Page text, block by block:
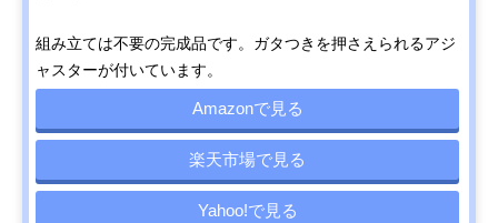
組み立ては不要の完成品です。ガタつきを押さえられるアジ
ャスターが付いています。
Amazonで見る
楽天市場で見る
Yahoo!で見る